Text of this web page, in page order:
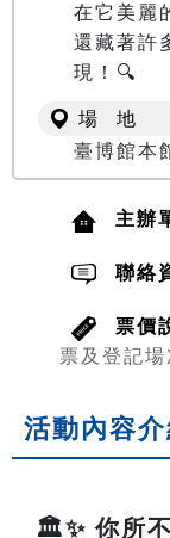
在它美麗
還藏著許
現！🔍
場 地
臺博館本
主辦
聯絡
票價
票及登記場
活動內容介
🏛️✨ 你所